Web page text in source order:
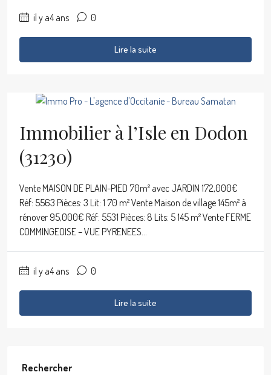
il y a4 ans 0
Lire la suite
Immobilier à l’Isle en Dodon
(31230)
Vente MAISON DE PLAIN-PIED 70m² avec JARDIN 172,000€
Réf: 5563 Pièces: 3 Lit: 1 70 m² Vente Maison de village 145m² à
rénover 95,000€ Réf: 5531 Pièces: 8 Lits: 5 145 m² Vente FERME
COMMINGEOISE – VUE PYRENEES...
il y a4 ans 0
Lire la suite
Rechercher